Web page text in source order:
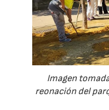
Imagen
reonación del